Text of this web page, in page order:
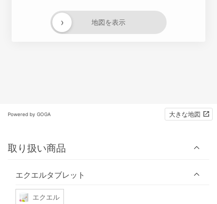
地図を表示
›
Powered by GOGA 大きな地図
取り扱い商品
エクエルタブレット
エクエル